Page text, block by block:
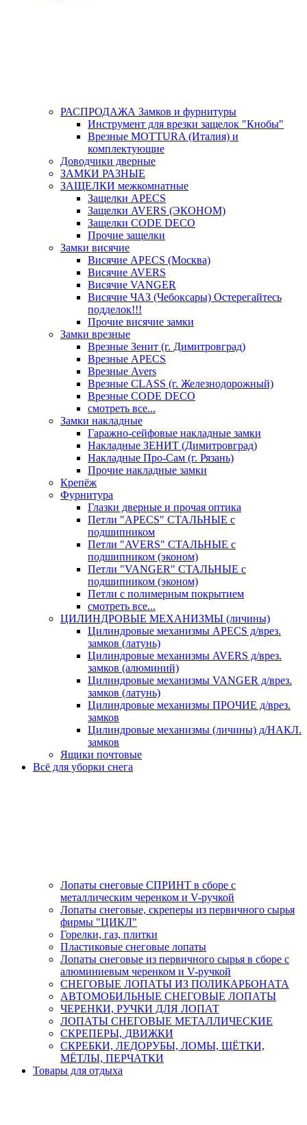
РАСПРОДАЖА Замков и фурнитуры
Инструмент для врезки защелок "Кнобы"
Врезные MOTTURA (Италия) и
комплектующие
Доводчики дверные
ЗАМКИ РАЗНЫЕ
ЗАЩЕЛКИ межкомнатные
Защелки APECS
Защелки AVERS (ЭКОНОМ)
Защелки CODE DECO
Прочие защелки
Замки висячие
Висячие APECS (Москва)
Висячие AVERS
Висячие VANGER
Висячие ЧАЗ (Чебоксары) Остерегайтесь
подделок!!!
Прочие висячие замки
Замки врезные
Врезные Зенит (г. Димитровград)
Врезные APECS
Врезные Avers
Врезные CLASS (г. Железнодорожный)
Врезные CODE DECO
смотреть все...
Замки накладные
Гаражно-сейфовые накладные замки
Накладные ЗЕНИТ (Димитровград)
Накладные Про-Сам (г. Рязань)
Прочие накладные замки
Крепёж
Фурнитура
Глазки дверные и прочая оптика
Петли "APECS" СТАЛЬНЫЕ с
подшипником
Петли "AVERS" СТАЛЬНЫЕ с
подшипником (эконом)
Петли "VANGER" СТАЛЬНЫЕ с
подшипником (эконом)
Петли с полимерным покрытием
смотреть все...
ЦИЛИНДРОВЫЕ МЕХАНИЗМЫ (личины)
Цилиндровые механизмы APECS д/врез.
замков (латунь)
Цилиндровые механизмы AVERS д/врез.
замков (алюминий)
Цилиндровые механизмы VANGER д/врез.
замков (латунь)
Цилиндровые механизмы ПРОЧИЕ д/врез.
замков
Цилиндровые механизмы (личины) д/НАКЛ.
замков
Ящики почтовые
Всё для уборки снега
Лопаты снеговые СПРИНТ в сборе с
металлическим черенком и V-ручкой
Лопаты снеговые, скреперы из первичного сырья
фирмы "ЦИКЛ"
Горелки, газ, плитки
Пластиковые снеговые лопаты
Лопаты снеговые из первичного сырья в сборе с
алюминиевым черенком и V-ручкой
СНЕГОВЫЕ ЛОПАТЫ ИЗ ПОЛИКАРБОНАТА
АВТОМОБИЛЬНЫЕ СНЕГОВЫЕ ЛОПАТЫ
ЧЕРЕНКИ, РУЧКИ ДЛЯ ЛОПАТ
ЛОПАТЫ СНЕГОВЫЕ МЕТАЛЛИЧЕСКИЕ
СКРЕПЕРЫ, ДВИЖКИ
СКРЕБКИ, ЛЕДОРУБЫ, ЛОМЫ, ЩЁТКИ,
МЁТЛЫ, ПЕРЧАТКИ
Товары для отдыха